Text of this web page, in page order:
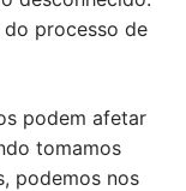
do processo de
podem afetar
tomamos
podemos nos